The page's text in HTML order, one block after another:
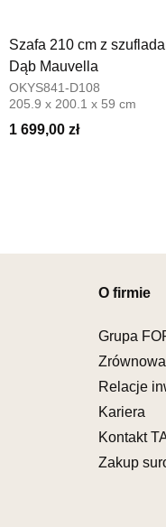
Szafa 210 cm z
Dąb Mauvella
OKYS841-D108
205.9 x 200.1 x 59 cm
1 699,00 zł
O firmie
Grupa
Relacje
Kariera
Kontakt
Zakup